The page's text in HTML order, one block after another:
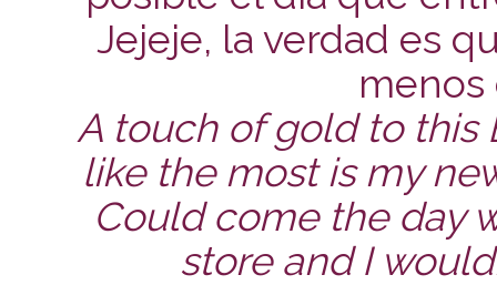
Jejeje, la verdad es
A touch of gold to this
like the most is my
Could come the day
store and I